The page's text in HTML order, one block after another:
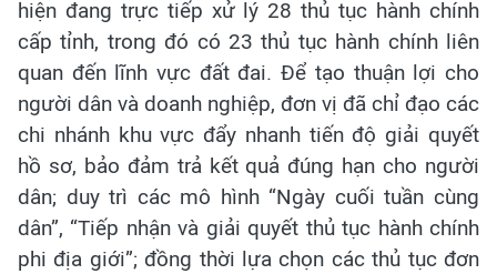
hiện đang trực tiếp xử lý 28 thủ tục hành chính
cấp tỉnh, trong đó có 23 thủ tục hành chính liên
quan đến lĩnh vực đất đai. Để tạo thuận lợi cho
người dân và doanh nghiệp, đơn vị đã chỉ đạo các
chi nhánh khu vực đẩy nhanh tiến độ giải quyết
hồ sơ, bảo đảm trả kết quả đúng hạn cho người
dân; duy trì các mô hình “Ngày cuối tuần cùng
dân”, “Tiếp nhận và giải quyết thủ tục hành chính
phi địa giới”; đồng thời lựa chọn các thủ tục đơn